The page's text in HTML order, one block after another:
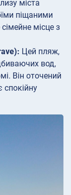
міста
піщаними
місце з
Цей пляж,
вод,
Він оточений